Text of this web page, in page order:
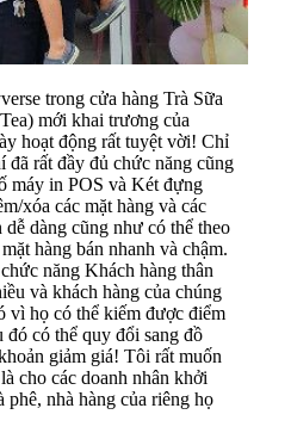
trong cửa hàng Trà Sữa
mới khai trương của
hoạt động rất tuyệt vời! Chỉ
rất đầy đủ chức năng cũng
máy in POS và Két đựng
xóa các mặt hàng và các
dàng cũng như có thể theo
hàng bán nhanh và chậm.
năng Khách hàng thân
và khách hàng của chúng
vì họ có thể kiếm được điểm
đó có thể quy đổi sang đồ
giảm giá! Tôi rất muốn
cho các doanh nhân khởi
phê, nhà hàng của riêng họ